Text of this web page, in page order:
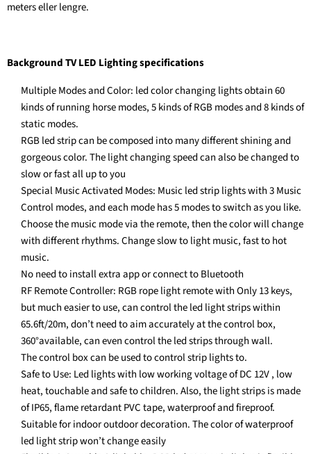
meters eller lengre.
Background TV LED Lightingspecifications
Multiple Modes and Color: led color changing lights obtain 60
kinds of running horse modes, 5 kinds of RGB modes and 8 kinds of
static modes.
RGB led strip can be composed into many different shining and
gorgeous color. The light changing speed can also be changed to
slow or fast all up to you
Special Music Activated Modes: Music led strip lights with 3 Music
Control modes, and each mode has 5 modes to switch as you like.
Choose the music mode via the remote, then the color will change
with different rhythms. Change slow to light music, fast to hot
music.
No need to install extra app or connect to Bluetooth
RF Remote Controller: RGB rope light remote with Only 13 keys,
but much easier to use, can control the led light strips within
65.6ft/20m, don’t need to aim accurately at the control box,
360°available, can even control the led strips through wall.
The control box can be used to control strip lights to.
Safe to Use: Led lights with low working voltage of DC 12V , low
heat, touchable and safe to children. Also, the light strips is made
of IP65, flame retardant PVC tape, waterproof and fireproof.
Suitable for indoor outdoor decoration. The color of waterproof
led light strip won’t change easily